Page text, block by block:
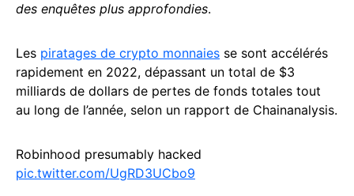
des enquêtes plus approfondies.
Les piratages de crypto monnaies se sont accélérés
rapidement en 2022, dépassant un total de $3
milliards de dollars de pertes de fonds totales tout
au long de l’année, selon un rapport de Chainanalysis.
Robinhood presumably hacked
pic.twitter.com/UgRD3UCbo9